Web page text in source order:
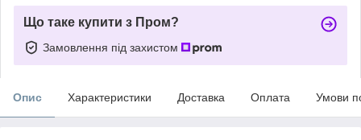
Що таке купити з Пром?
Замовлення під захистом
Опис Характеристики Доставка Оплата Умови